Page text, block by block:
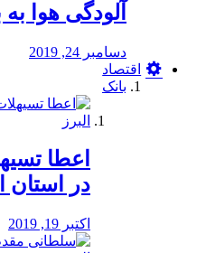
آلودگی هوا
دسامبر 24, 2019
اقتصاد
بانک
️اعطا
در استان
اکتبر 19, 2019